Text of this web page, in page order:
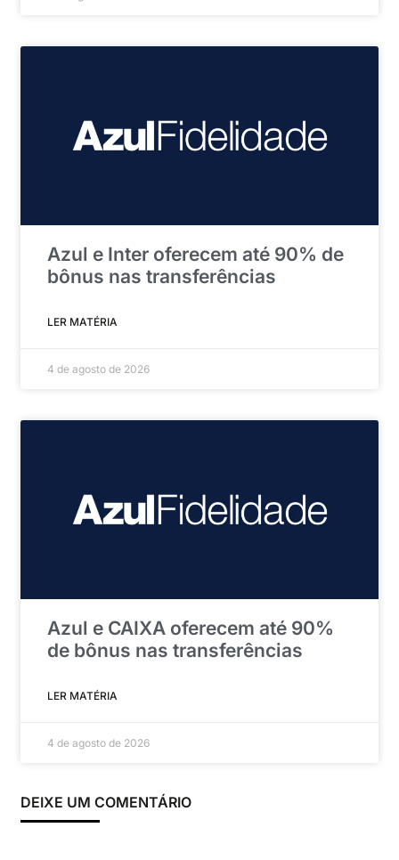
Azul e Inter oferecem até 90% de
bônus nas transferências
LER MATÉRIA
4 de agosto de 2026
Azul e CAIXA oferecem até 90%
de bônus nas transferências
LER MATÉRIA
4 de agosto de 2026
DEIXE UM COMENTÁRIO